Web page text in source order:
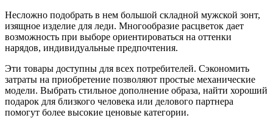
Несложно подобрать в нем большой складной мужской зонт,
изящное изделие для леди. Многообразие расцветок дает
возможность при выборе ориентироваться на оттенки
нарядов, индивидуальные предпочтения.
Эти товары доступны для всех потребителей. Сэкономить
затраты на приобретение позволяют простые механические
модели. Выбрать стильное дополнение образа, найти хороший
подарок для близкого человека или делового партнера
помогут более высокие ценовые категории.